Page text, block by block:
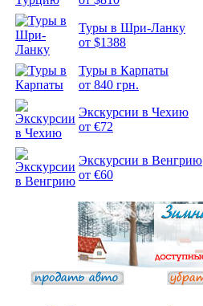
Туры в Шри-Ланку
от $1388
Туры в Карпаты
от 840 грн.
Экскурсии в Чехию
от €72
Экскурсии в Венгрию
от €60